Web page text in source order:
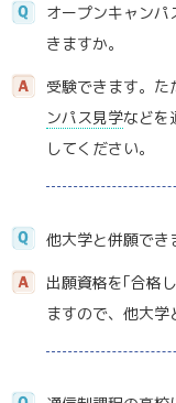
オープンキャン
きますか。
受験できます。た
ンパス見学などを
してください。
他大学と併願でき
出願資格を｢合格
ますので、他大学